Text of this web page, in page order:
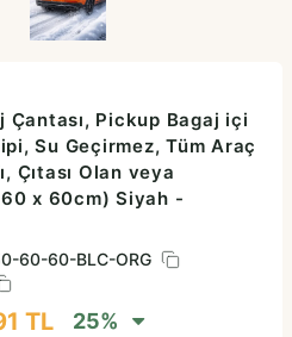
Çantası, Pickup Bagaj içi
Su Geçirmez, Tüm Araç
Çıtası Olan veya
x 60cm) Siyah -
60-60-BLC-ORG
TL 25%